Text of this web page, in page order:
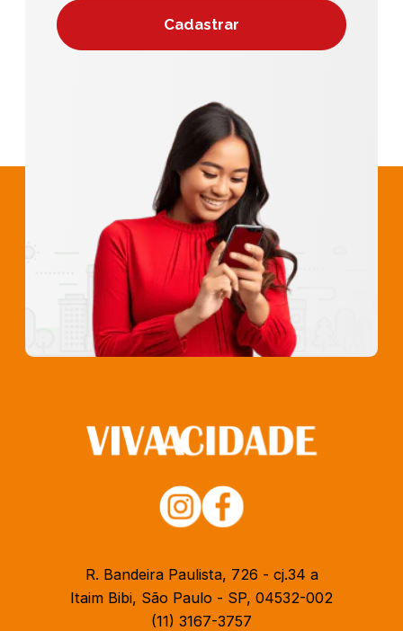
R. Bandeira Paulista, 726 - cj.34 a
Itaim Bibi, São Paulo - SP, 04532-002
(11) 3167-3757